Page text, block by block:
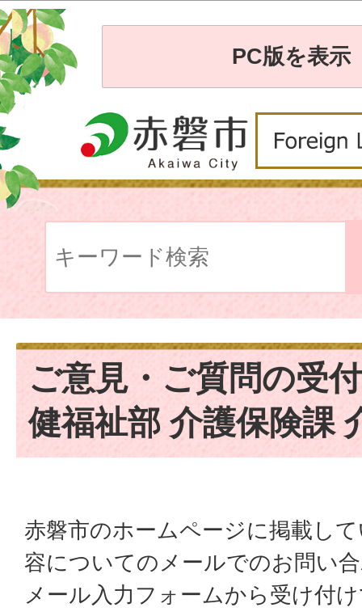
PC版を表示
ご意見・ご質問の受
健福祉部 介護保険課
赤磐市のホームページに掲載し
容についてのメールでのお問い
メール入力フォームから受け付